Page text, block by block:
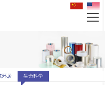
环居 生命科学